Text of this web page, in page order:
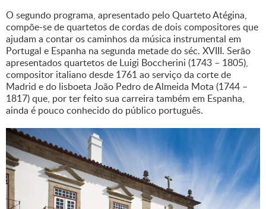
O segundo programa, apresentado pelo Quarteto Atégina,
compõe-se de quartetos de cordas de dois compositores que
ajudam a contar os caminhos da música instrumental em
Portugal e Espanha na segunda metade do séc. XVIII. Serão
apresentados quartetos de Luigi Boccherini (1743 – 1805),
compositor italiano desde 1761 ao serviço da corte de
Madrid e do lisboeta João Pedro de Almeida Mota (1744 –
1817) que, por ter feito sua carreira também em Espanha,
ainda é pouco conhecido do público português.